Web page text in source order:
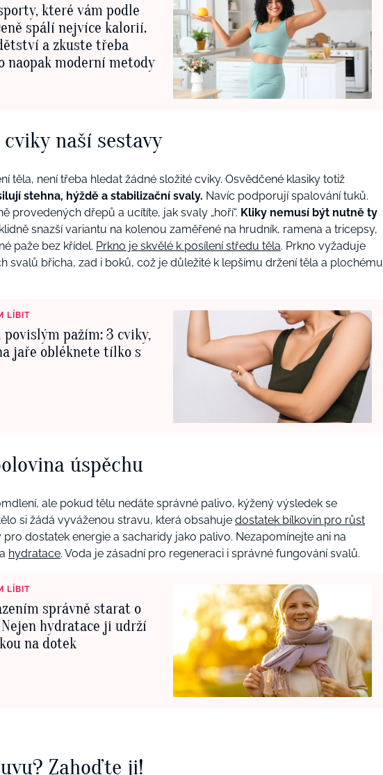
které vám podle
spálí nejvíce kalorií.
a zkuste třeba
naopak moderní metody
naší sestavy
těla, není třeba hledat žádné složité cviky. Osvědčené klasiky totiž
stehna, hýždě a stabilizační svaly. Navíc podporují spalování tuků.
provedených dřepů a ucítíte, jak svaly „hoří“. Kliky nemusí být nutně ty
snazší variantu na kolenou zaměřené na hrudník, ramena a tricepsy,
paže bez křídel. Prkno je skvělé k posílení středu těla. Prkno vyžaduje
svalů břicha, zad i boků, což je důležité k lepšímu držení těla a plochému
LÍBIT
povislým pažím: 3 cviky,
jaře obléknete tílko s
úspěchu
ale pokud tělu nedáte správné palivo, kýžený výsledek se
si žádá vyváženou stravu, která obsahuje dostatek bílkovin pro růst
pro dostatek energie a sacharidy jako palivo. Nezapomínejte ani na
hydratace. Voda je zásadní pro regeneraci i správné fungování svalů.
LÍBIT
správně starat o
hydratace ji udrží
na dotek
Zahoďte ji!